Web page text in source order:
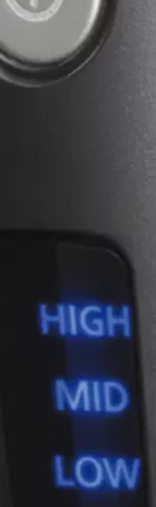
joka tarjoaa tarkan ja tehokkaan
Tämä trimmeri sopii
1 tunti
tai niitä voisi muuten parantaa, anna